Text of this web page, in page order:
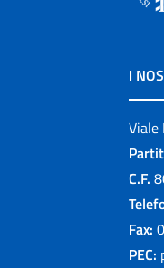
I
Viale
C.F.
Fax:
PEC: